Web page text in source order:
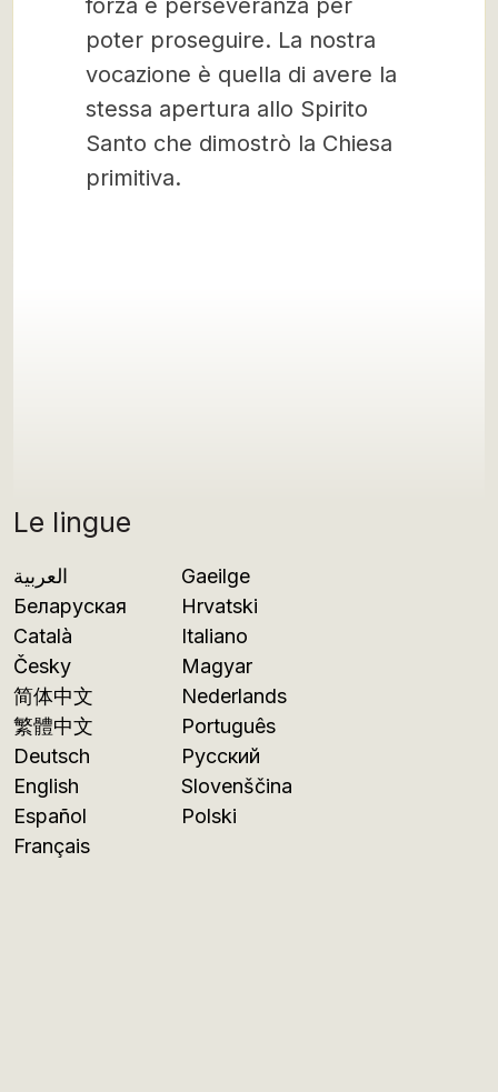
Le lingue
العربية
Беларуская
Català
Česky
简体中文
繁體中文
Deutsch
English
Español
Français
Gaeilge
Hrvatski
Italiano
Magyar
Nederlands
Português
Русский
Slovenščina
Polski
forza e perseveranza per
poter proseguire. La nostra
vocazione è quella di avere la
stessa apertura allo Spirito
Santo che dimostrò la Chiesa
primitiva.